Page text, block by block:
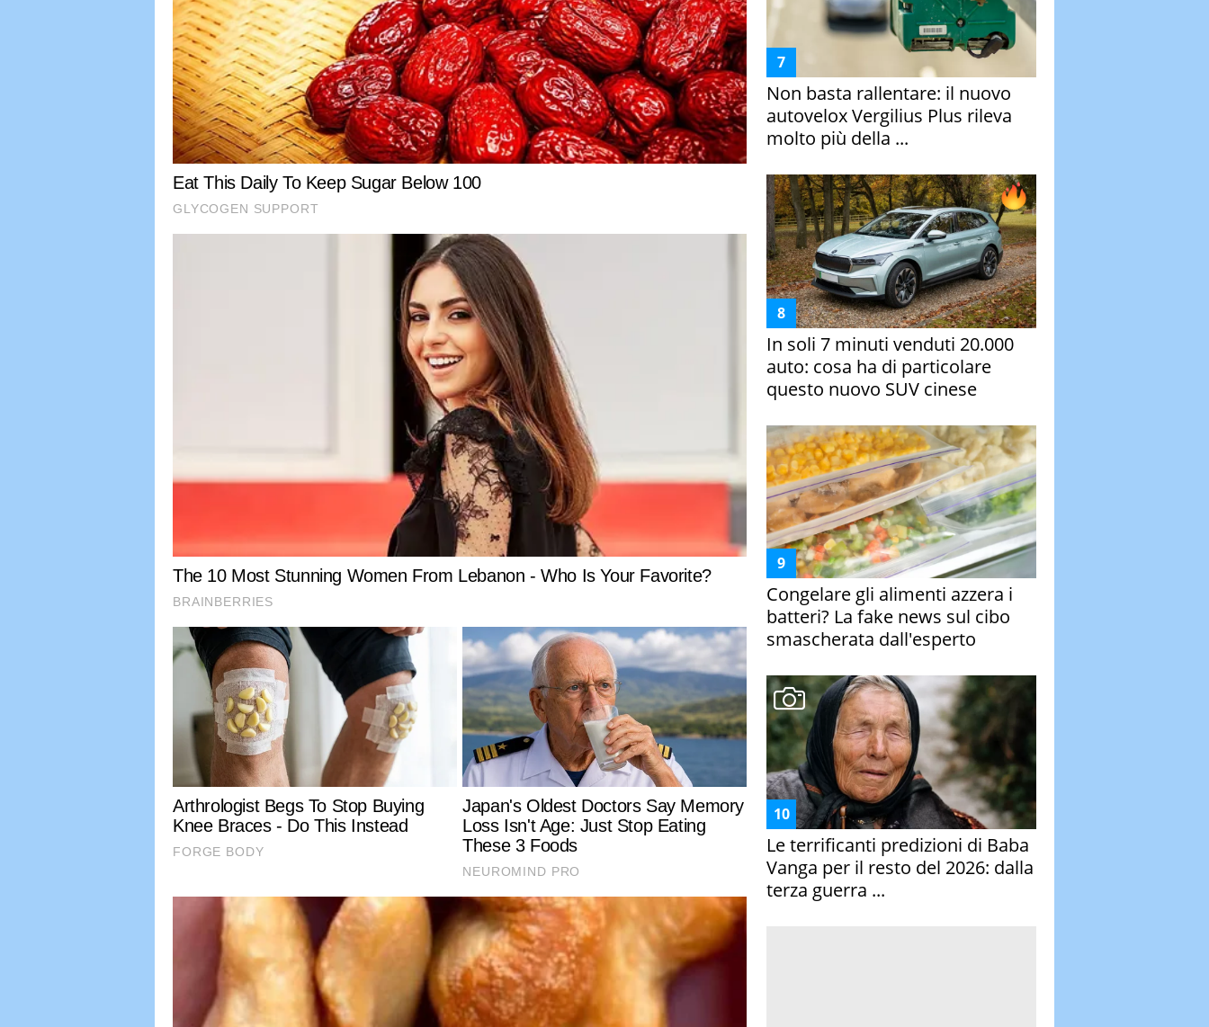
Non basta rallentare: il nuovo
autovelox Vergilius Plus rileva
molto più della ...
In soli 7 minuti venduti 20.000
auto: cosa ha di particolare
questo nuovo SUV cinese
Congelare gli alimenti azzera i
batteri? La fake news sul cibo
smascherata dall'esperto
Le terrificanti predizioni di Baba
Vanga per il resto del 2026: dalla
terza guerra ...